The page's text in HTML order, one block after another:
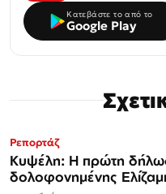
Κατεβάστε το από το
Google Play
Ρεπορτάζ
Κυψέλη: Η πρώτη
δολοφονημένης